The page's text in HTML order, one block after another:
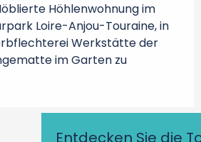
Entdecken Sie die
Höhlenwohnung im
Loire-Anjou-Touraine, in
Werkstätte der
im Garten zu